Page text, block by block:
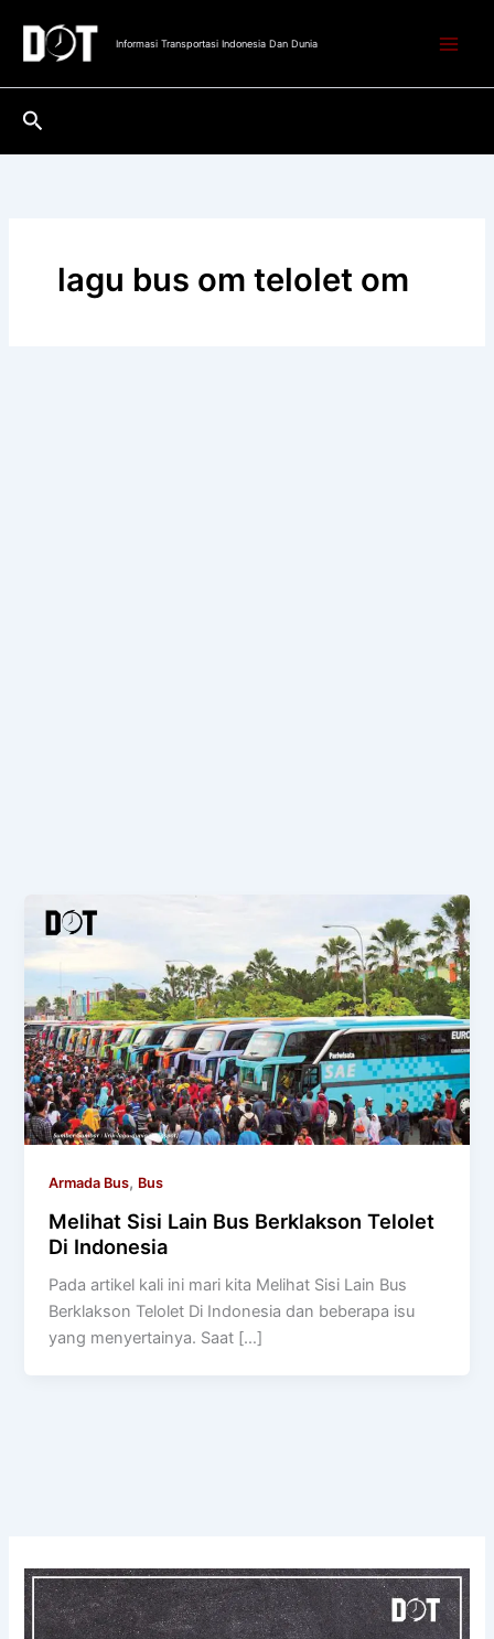
konten
Informasi Transportasi Indonesia Dan Dunia
Cari
lagu bus om telolet om
Armada Bus, Bus
Melihat Sisi Lain Bus Berklakson Telolet
Di Indonesia
Pada artikel kali ini mari kita Melihat Sisi Lain Bus
Berklakson Telolet Di Indonesia dan beberapa isu
yang menyertainya. Saat […]